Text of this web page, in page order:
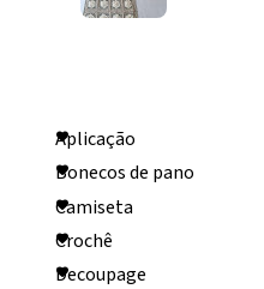
Aplicação
Bonecos de pano
Camiseta
Crochê
Decoupage